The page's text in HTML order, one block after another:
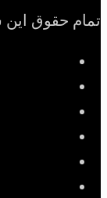
تمام حقوق این